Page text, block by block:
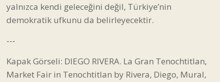
yalnızca kendi geleceğini değil, Türkiye’nin
demokratik ufkunu da belirleyecektir.
---
Kapak Görseli: DIEGO RIVERA. La Gran Tenochtitlan,
Market Fair in Tenochtitlan by Rivera, Diego, Mural,